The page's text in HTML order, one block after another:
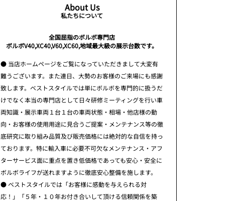
About Us
私たちについて
全国屈指のボルボ専門店
ボルボV40,XC40,V60,XC60,地域最大級の展示台数です。
● 当店ホームページをご覧になっていただきまして大変有
難うございます。また連日、大勢のお客様のご来場にも感謝
致します。ベストスタイルでは単にボルボを専門的に扱うだ
けでなく本当の専門店として日々研修ミーティングを行い車
両知識・展示車両１台１台の車両状態・相場・他店様の動
向・お客様の使用用途に見合うご提案・メンテナンス等の徹
底研究に取り組み品質及び販売価格には絶対的な自信を持っ
ております。特に輸入車に必要不可欠なメンテナンス・アフ
ターサービス面に重点を置き低価格であっても安心・安全に
ボルボライフが送れますように徹底安心整備を施します。
● ベストスタイルでは「お客様に感動を与えられる対
応！」「５年・１０年お付き合いして頂ける信頼関係を築